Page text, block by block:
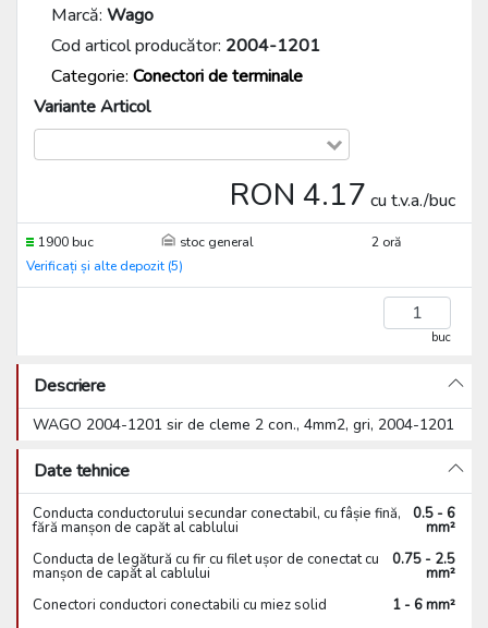
Marcă: Wago
Cod articol producător: 2004-1201
Categorie: Conectori de terminale
Variante Articol
RON 4.17 cu t.v.a./buc
1900 buc stoc general
2 oră
Verificați și alte depozit (5)
buc
Descriere
WAGO 2004-1201 sir de cleme 2 con., 4mm2, gri, 2004-1201
Date tehnice
Conducta conductorului secundar conectabil, cu fâșie fină,
fără manșon de capăt al cablului
0.5 - 6
mm²
Conducta de legătură cu fir cu filet ușor de conectat cu
manșon de capăt al cablului
0.75 - 2.5
mm²
Conectori conductori conectabili cu miez solid
1 - 6 mm²